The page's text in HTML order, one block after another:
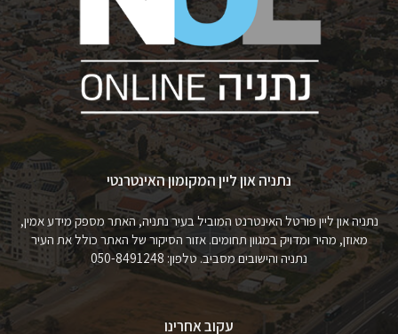
נתניה און ליין המקומון האינטרנטי
נתניה און ליין פורטל האינטרנט המוביל בעיר נתניה, האתר מספק מידע אמין,
מאוזן, מהיר ומדויק במגוון תחומים. אזור הסיקור של האתר כולל את העיר
נתניה והישובים מסביב. טלפון: 050-8491248
עקוב אחרינו